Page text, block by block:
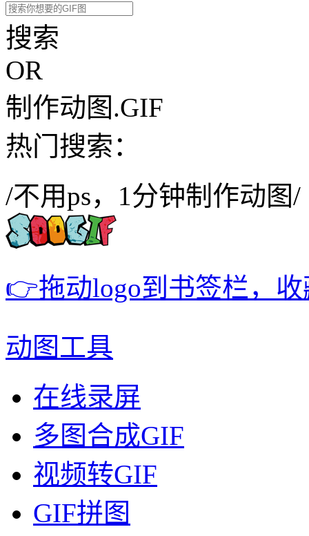
搜索
OR
制作动图.GIF
热门搜索：
/不用ps，1分钟制作动图/
👉拖动logo到书签栏，
动图工具
在线录屏
多图合成GIF
视频转GIF
GIF拼图